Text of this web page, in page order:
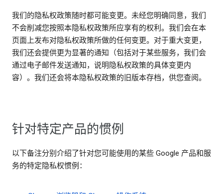
我们的隐私权政策随时都可能变更。未经您明确同意，我们
不会削减您按照本隐私权政策所应享有的权利。我们会在本
页面上发布对隐私权政策所做的任何变更。对于重大变更，
我们还会提供更为显著的通知（包括对于某些服务，我们会
通过电子邮件发送通知，说明隐私权政策的具体变更内
容）。我们还会将本隐私权政策的旧版本存档，供您查阅。
针对特定产品的惯例
以下备注分别介绍了针对您可能使用的某些 Google 产品和服
务的特定隐私权惯例：